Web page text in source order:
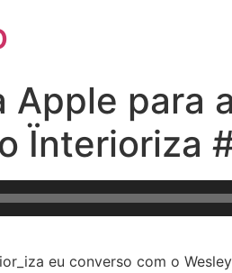
para
Ïnterioriza
eu converso com o